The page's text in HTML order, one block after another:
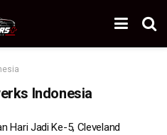
Indonesia
Hari Jadi Ke-5, Cleveland